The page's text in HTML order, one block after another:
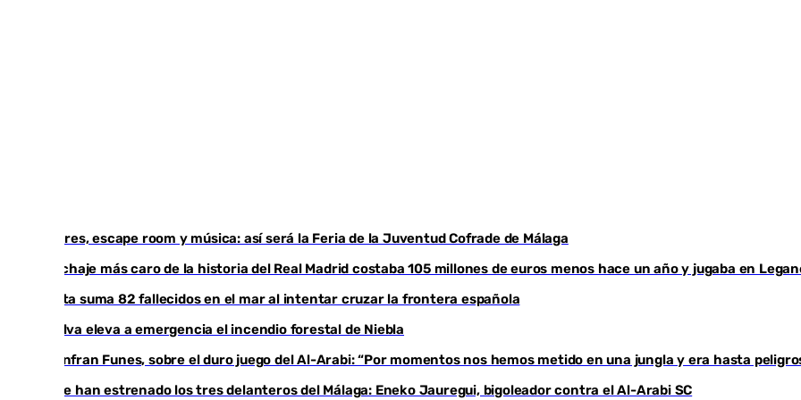
Talleres, escape room y música: así será la Feria de la Juventud Cofrade de Málaga
El fichaje más caro de la historia del Real Madrid costaba 105 millones de euros menos hace un año y jugaba en
Ceuta suma 82 fallecidos en el mar al intentar cruzar la frontera española
Huelva eleva a emergencia el incendio forestal de Niebla
Juanfran Funes, sobre el duro juego del Al-Arabi: “Por momentos nos hemos metido en una jungla y era hasta
Ya se han estrenado los tres delanteros del Málaga: Eneko Jauregui, bigoleador contra el Al-Arabi SC